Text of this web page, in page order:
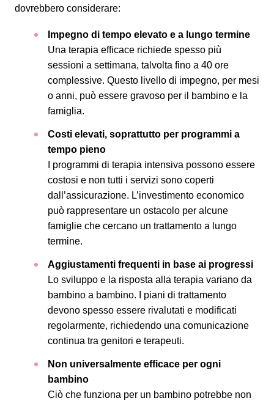
dovrebbero considerare:
Impegno di tempo elevato e a lungo termine
Una terapia efficace richiede spesso più
sessioni a settimana, talvolta fino a 40 ore
complessive. Questo livello di impegno, per mesi
o anni, può essere gravoso per il bambino e la
famiglia.
Costi elevati, soprattutto per programmi a
tempo pieno
I programmi di terapia intensiva possono essere
costosi e non tutti i servizi sono coperti
dall’assicurazione. L’investimento economico
può rappresentare un ostacolo per alcune
famiglie che cercano un trattamento a lungo
termine.
Aggiustamenti frequenti in base ai progressi
Lo sviluppo e la risposta alla terapia variano da
bambino a bambino. I piani di trattamento
devono spesso essere rivalutati e modificati
regolarmente, richiedendo una comunicazione
continua tra genitori e terapeuti.
Non universalmente efficace per ogni
bambino
Ciò che funziona per un bambino potrebbe non